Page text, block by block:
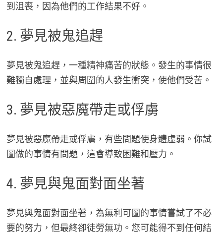
到沮喪，因為他們的工作結果不好。
2. 夢見被鬼追趕
夢見被鬼追趕，一種精神痛苦的狀態。發生的事情很
難獨自處理，並與周圍的人發生衝突，使他們受苦。
3. 夢見被惡魔帶走或俘虜
夢見被惡魔帶走或俘虜，有些問題使身體虛弱。你試
圖做的事情有問題，這會導致困難和壓力。
4. 夢見與鬼面對面坐著
夢見與鬼面對面坐著，為無利可圖的事情嘗試了不必
要的努力，但最終卻徒勞無功。您可能得不到任何結